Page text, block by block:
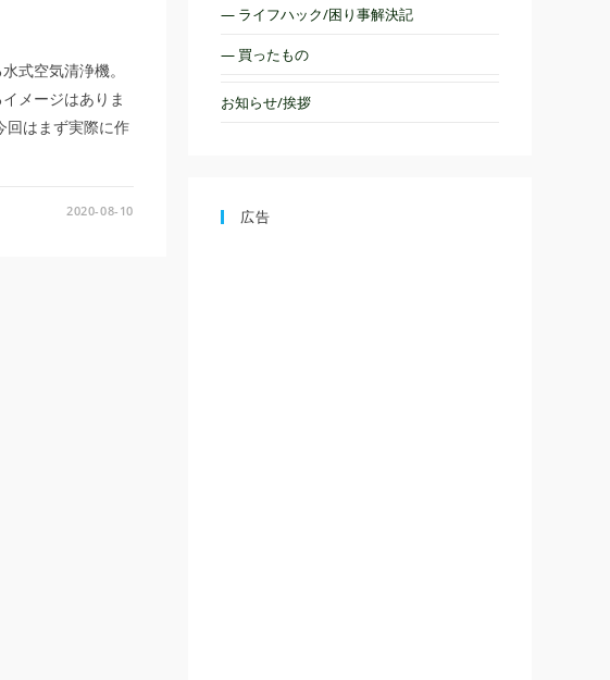
式空気清浄機。
メージはありま
回はまず実際に作
2020-08-10
— ライフハック/困り事解決記
— 買ったもの
お知らせ/挨拶
広告